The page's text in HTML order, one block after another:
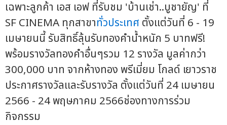
เฉพาะลูกค้า เอส เอฟ ที่รับชม 'บ้านเช่า..บูชายัญ' ที่
SF CINEMA ทุกสาขาทั่วประเทศ ตั้งแต่วันที่ 6 - 19
เมษายนนี้ รับสิทธิ์ลุ้นรับทองคำน้ำหนัก 5 บาทฟรี!
พร้อมรางวัลทองคำอื่นๆรวม 12 รางวัล มูลค่ากว่า
300,000 บาท จากห้างทอง พรีเมี่ยม โกลด์ เยาวราช
ประกาศรางวัลและรับรางวัล ตั้งแต่วันที่ 24 เมษายน
2566 - 24 พฤษภาคม 2566ช่องทางการร่วม
กิจกรรม